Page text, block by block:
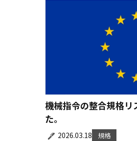
機械指令の整合規格リ
た。
2026.03.18 規格